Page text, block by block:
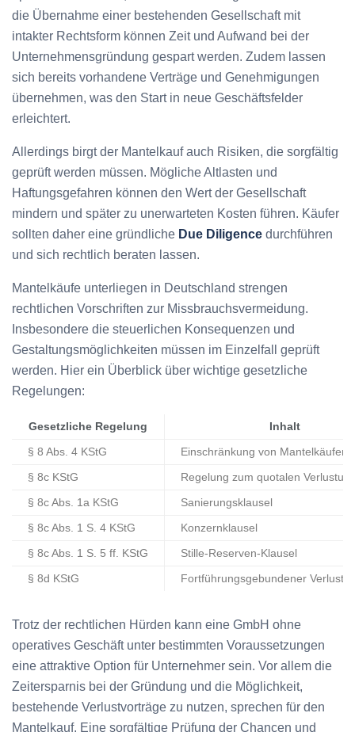
die Übernahme einer bestehenden Gesellschaft mit
intakter Rechtsform können Zeit und Aufwand bei der
Unternehmensgründung gespart werden. Zudem lassen
sich bereits vorhandene Verträge und Genehmigungen
übernehmen, was den Start in neue Geschäftsfelder
erleichtert.
Allerdings birgt der Mantelkauf auch Risiken, die sorgfältig
geprüft werden müssen. Mögliche Altlasten und
Haftungsgefahren können den Wert der Gesellschaft
mindern und später zu unerwarteten Kosten führen. Käufer
sollten daher eine gründliche Due Diligence durchführen
und sich rechtlich beraten lassen.
Mantelkäufe unterliegen in Deutschland strengen
rechtlichen Vorschriften zur Missbrauchsvermeidung.
Insbesondere die steuerlichen Konsequenzen und
Gestaltungsmöglichkeiten müssen im Einzelfall geprüft
werden. Hier ein Überblick über wichtige gesetzliche
Regelungen:
Gesetzliche Regelung Inhalt
§ 8 Abs. 4 KStG Einschränkung von Mantelkäufen
§ 8c KStG Regelung zum quotalen
§ 8c Abs. 1a KStG Sanierungsklausel
§ 8c Abs. 1 S. 4 KStG Konzernklausel
§ 8c Abs. 1 S. 5 ff. KStG Stille-Reserven-Klausel
§ 8d KStG Fortführungsgebundener
Trotz der rechtlichen Hürden kann eine GmbH ohne
operatives Geschäft unter bestimmten Voraussetzungen
eine attraktive Option für Unternehmer sein. Vor allem die
Zeitersparnis bei der Gründung und die Möglichkeit,
bestehende Verlustvorträge zu nutzen, sprechen für den
Mantelkauf. Eine sorgfältige Prüfung der Chancen und